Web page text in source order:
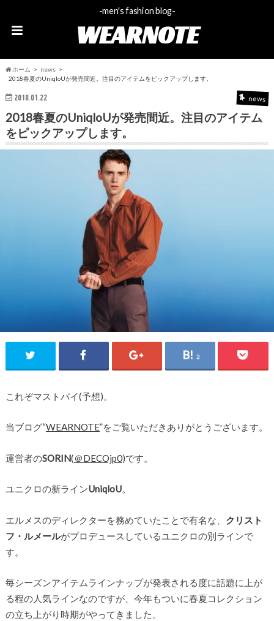
-men's fashion blog-
WEARNOTE
ホーム
news
2018春夏のUniqloUが発売間近。注目のアイテムをピックアップします。
2018.01.22 news
2018春夏のUniqloUが発売間近。注目のアイテム
をピックアップします。
2
これぞマストバイ(予想)。
当ブログ“WEARNOTE”をご覧いただきありがとうございます。
運営者のSORIN(＠DECOjp0)です。
ユニクロの新ラインUniqloU。
エルメスのディレクターを務めていたことで有名な、 クリスト
フ・ルメールがプロデュースしているユニクロの別ラインで
す。
毎シーズンアイテムラインナップが発表される度に話題に上が
る程の人気ラインなのですが、今年もついに春夏コレクション
の立ち上がり時期がやってきました。